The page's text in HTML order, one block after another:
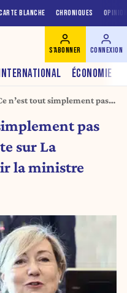
BLANCHE CHRONIQUES
ÉCONOMIE
S'ABONNER CONNEXION
n’est tout simplement pas
fait réagir lapas
sur La
la ministre